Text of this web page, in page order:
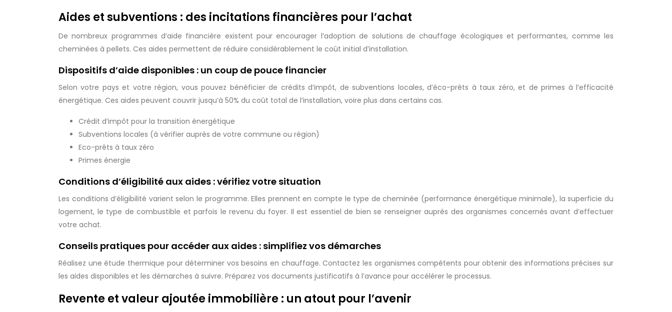
Aides et subventions : des incitations financières pour l’achat
De nombreux programmes d’aide financière existent pour encourager l’adoption de solutions de chauffage écologiques et performantes, comme les
cheminées à pellets. Ces aides permettent de réduire considérablement le coût initial d’installation.
Dispositifs d’aide disponibles : un coup de pouce financier
Selon votre pays et votre région, vous pouvez bénéficier de crédits d’impôt, de subventions locales, d’éco-prêts à taux zéro, et de primes à l’efficacité
énergétique. Ces aides peuvent couvrir jusqu’à 50% du coût total de l’installation, voire plus dans certains cas.
Crédit d’impôt pour la transition énergétique
Subventions locales (à vérifier auprès de votre commune ou région)
Eco-prêts à taux zéro
Primes énergie
Conditions d’éligibilité aux aides : vérifiez votre situation
Les conditions d’éligibilité varient selon le programme. Elles prennent en compte le type de cheminée (performance énergétique minimale), la superficie du
logement, le type de combustible et parfois le revenu du foyer. Il est essentiel de bien se renseigner auprès des organismes concernés avant d’effectuer
votre achat.
Conseils pratiques pour accéder aux aides : simplifiez vos démarches
Réalisez une étude thermique pour déterminer vos besoins en chauffage. Contactez les organismes compétents pour obtenir des informations précises sur
les aides disponibles et les démarches à suivre. Préparez vos documents justificatifs à l’avance pour accélérer le processus.
Revente et valeur ajoutée immobilière : un atout pour l’avenir